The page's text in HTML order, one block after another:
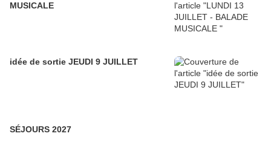
MUSICALE
idée de sortie JEUDI 9 JUILLET
SÉJOURS 2027